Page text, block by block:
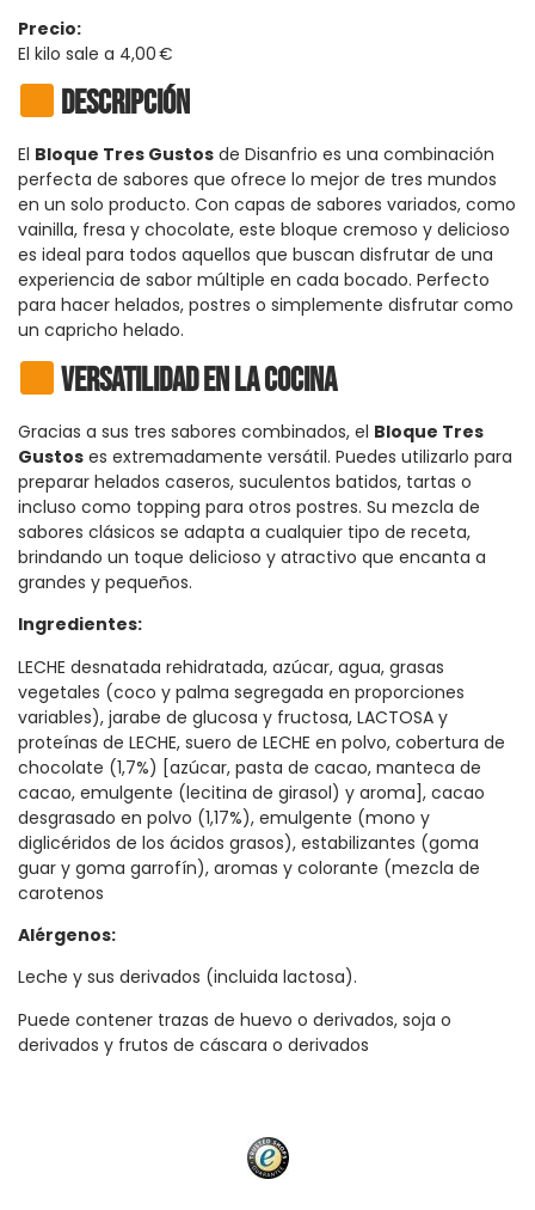
Precio:
El kilo sale a 4,00 €
Descripción
El Bloque Tres Gustos de Disanfrio es una combinación
perfecta de sabores que ofrece lo mejor de tres mundos
en un solo producto. Con capas de sabores variados, como
vainilla, fresa y chocolate, este bloque cremoso y delicioso
es ideal para todos aquellos que buscan disfrutar de una
experiencia de sabor múltiple en cada bocado. Perfecto
para hacer helados, postres o simplemente disfrutar como
un capricho helado.
Versatilidad en la cocina
Gracias a sus tres sabores combinados, el Bloque Tres
Gustos es extremadamente versátil. Puedes utilizarlo para
preparar helados caseros, suculentos batidos, tartas o
incluso como topping para otros postres. Su mezcla de
sabores clásicos se adapta a cualquier tipo de receta,
brindando un toque delicioso y atractivo que encanta a
grandes y pequeños.
Ingredientes:
LECHE desnatada rehidratada, azúcar, agua, grasas
vegetales (coco y palma segregada en proporciones
variables), jarabe de glucosa y fructosa, LACTOSA y
proteínas de LECHE, suero de LECHE en polvo, cobertura de
chocolate (1,7%) [azúcar, pasta de cacao, manteca de
cacao, emulgente (lecitina de girasol) y aroma], cacao
desgrasado en polvo (1,17%), emulgente (mono y
diglicéridos de los ácidos grasos), estabilizantes (goma
guar y goma garrofín), aromas y colorante (mezcla de
carotenos
Alérgenos:
Leche y sus derivados (incluida lactosa).
Puede contener trazas de huevo o derivados, soja o
derivados y frutos de cáscara o derivados